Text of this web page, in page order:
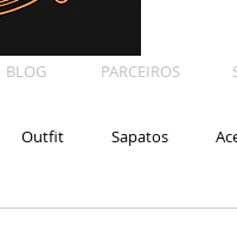
BLOG PARCEIROS
Outfit Sapatos